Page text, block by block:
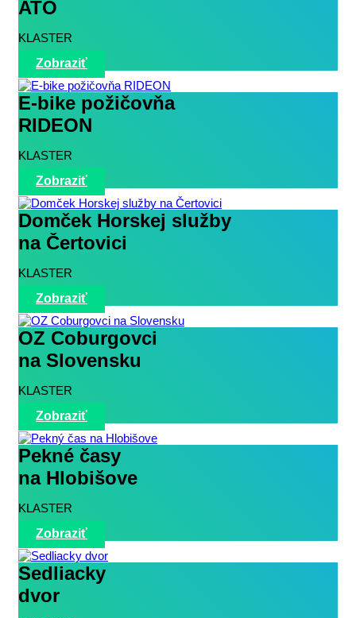
ATO
KLASTER
Zobraziť
E-bike požičovňa
RIDEON
KLASTER
Zobraziť
Domček Horskej služby
na Čertovici
KLASTER
Zobraziť
OZ Coburgovci
na Slovensku
KLASTER
Zobraziť
Pekné časy
na Hlobišove
KLASTER
Zobraziť
Sedliacky
dvor